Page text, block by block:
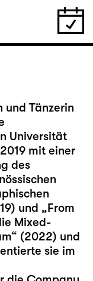
und Tänzerin
Universität
mit einer
des
und „From
Mixed-
(2022) und
sie im